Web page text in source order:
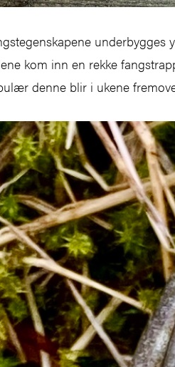
kom inn en rekke
denne blir i ukene